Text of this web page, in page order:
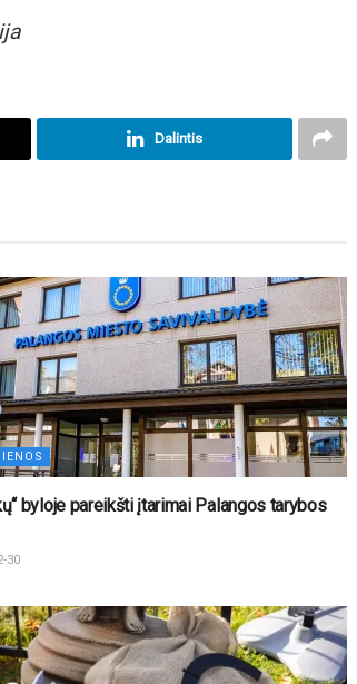
Dalintis
byloje pareikšti įtarimai Palangos tarybos
30